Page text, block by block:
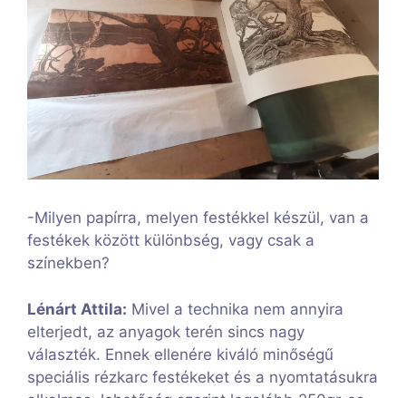
-Milyen papírra, melyen festékkel készül, van a
festékek között különbség, vagy csak a
színekben?
Lénárt Attila: Mivel a technika nem annyira
elterjedt, az anyagok terén sincs nagy
választék. Ennek ellenére kiváló minőségű
speciális rézkarc festékeket és a nyomtatásukra